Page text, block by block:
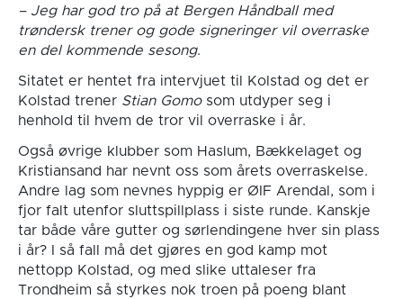
– Jeg har god tro på at Bergen Håndball med
trøndersk trener og gode signeringer vil overraske
en del kommende sesong.
Sitatet er hentet fra intervjuet til Kolstad og det er
Kolstad trener Stian Gomosom utdyper seg i
henhold til hvem de tror vil overraske i år.
Også øvrige klubber som Haslum, Bækkelaget og
Kristiansand har nevnt oss som årets overraskelse.
Andre lag som nevnes hyppig er ØIF Arendal, som i
fjor falt utenfor sluttspillplass i siste runde. Kanskje
tar både våre gutter og sørlendingene hver sin plass
i år? I så fall må det gjøres en god kamp mot
nettopp Kolstad, og med slike uttaleser fra
Trondheim så styrkes nok troen på poeng blant